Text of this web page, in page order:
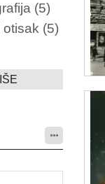
(5)
otisak (5)